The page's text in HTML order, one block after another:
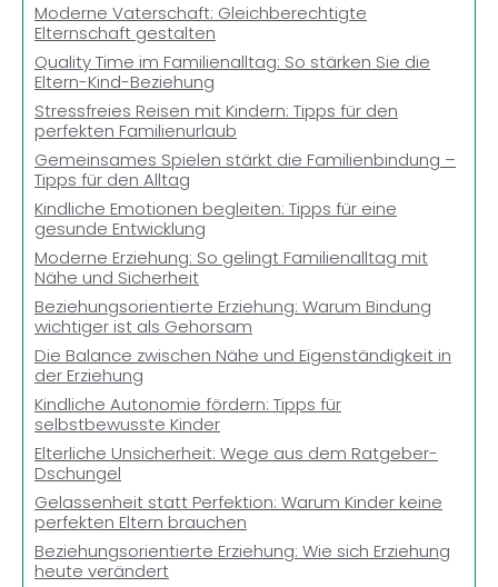
Moderne Vaterschaft: Gleichberechtigte
Elternschaft gestalten
Quality Time im Familienalltag: So stärken Sie die
Eltern-Kind-Beziehung
Stressfreies Reisen mit Kindern: Tipps für den
perfekten Familienurlaub
Gemeinsames Spielen stärkt die Familienbindung –
Tipps für den Alltag
Kindliche Emotionen begleiten: Tipps für eine
gesunde Entwicklung
Moderne Erziehung: So gelingt Familienalltag mit
Nähe und Sicherheit
Beziehungsorientierte Erziehung: Warum Bindung
wichtiger ist als Gehorsam
Die Balance zwischen Nähe und Eigenständigkeit in
der Erziehung
Kindliche Autonomie fördern: Tipps für
selbstbewusste Kinder
Elterliche Unsicherheit: Wege aus dem Ratgeber-
Dschungel
Gelassenheit statt Perfektion: Warum Kinder keine
perfekten Eltern brauchen
Beziehungsorientierte Erziehung: Wie sich Erziehung
heute verändert